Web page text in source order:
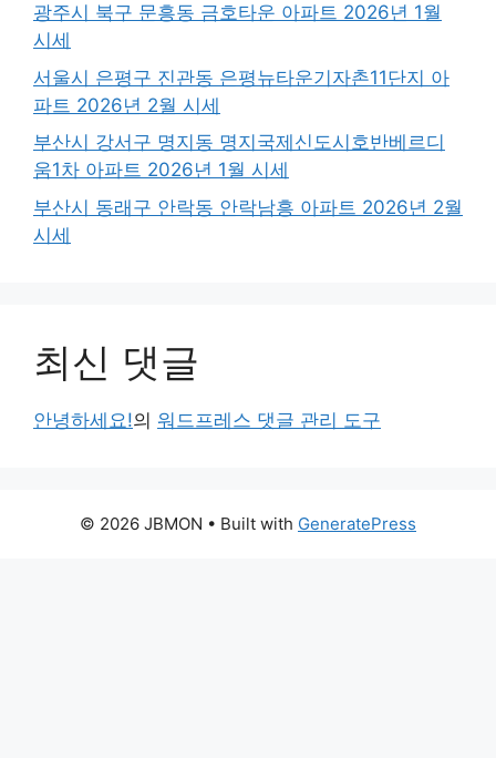
광주시 북구 문흥동 금호타운 아파트 2026년 1월
시세
서울시 은평구 진관동 은평뉴타운기자촌11단지 아
파트 2026년 2월 시세
부산시 강서구 명지동 명지국제신도시호반베르디
움1차 아파트 2026년 1월 시세
부산시 동래구 안락동 안락남흥 아파트 2026년 2월
시세
최신 댓글
안녕하세요!의 워드프레스 댓글 관리 도구
© 2026 JBMON • Built with GeneratePress